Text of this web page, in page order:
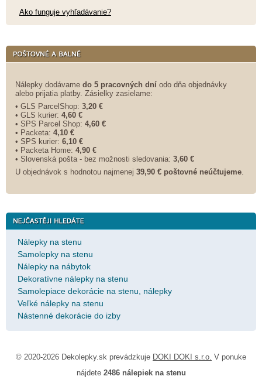
Ako funguje vyhľadávanie?
Nálepky dodávame do 5 pracovných dní odo dňa objednávky
alebo prijatia platby. Zásielky zasielame:
• GLS ParcelShop: 3,20 €
• GLS kurier: 4,60 €
• SPS Parcel Shop: 4,60 €
• Packeta: 4,10 €
• SPS kurier: 6,10 €
• Packeta Home: 4,90 €
• Slovenská pošta - bez možnosti sledovania: 3,60 €
U objednávok s hodnotou najmenej 39,90 € poštovné neúčtujeme.
Nálepky na stenu
Samolepky na stenu
Nálepky na nábytok
Dekoratívne nálepky na stenu
Samolepiace dekorácie na stenu, nálepky
Veľké nálepky na stenu
Nástenné dekorácie do izby
© 2020-2026 Dekolepky.sk prevádzkuje DOKI DOKI s.r.o. V ponuke
nájdete 2486 nálepiek na stenu